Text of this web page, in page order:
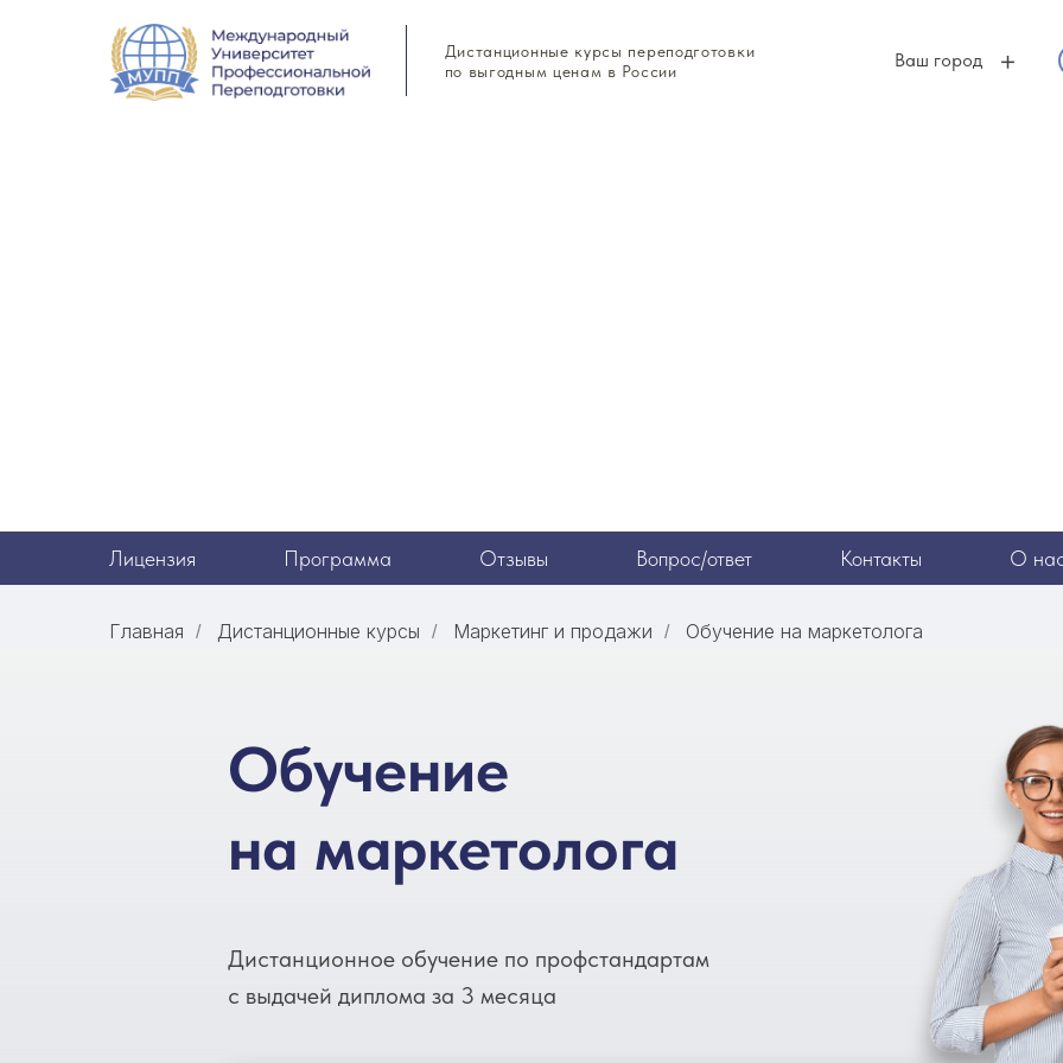
Дистанционные курсы переподготовки
по выгодным ценам в России
Ваш город
Лицензия Программа Отзывы Вопрос/ответ Контакты О
Главная / Дистанционные курсы / Маркетинг и продажи / Обучение на маркетолога
Обучение
на маркетолога
Дистанционное обучение по профстандартам
с выдачей диплома за 3 месяца